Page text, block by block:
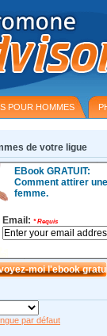
POUR HOMMES
de votre ligue
EBook GRATUIT:
Comment attirer une
femme.
Email: *Requis
par défaut